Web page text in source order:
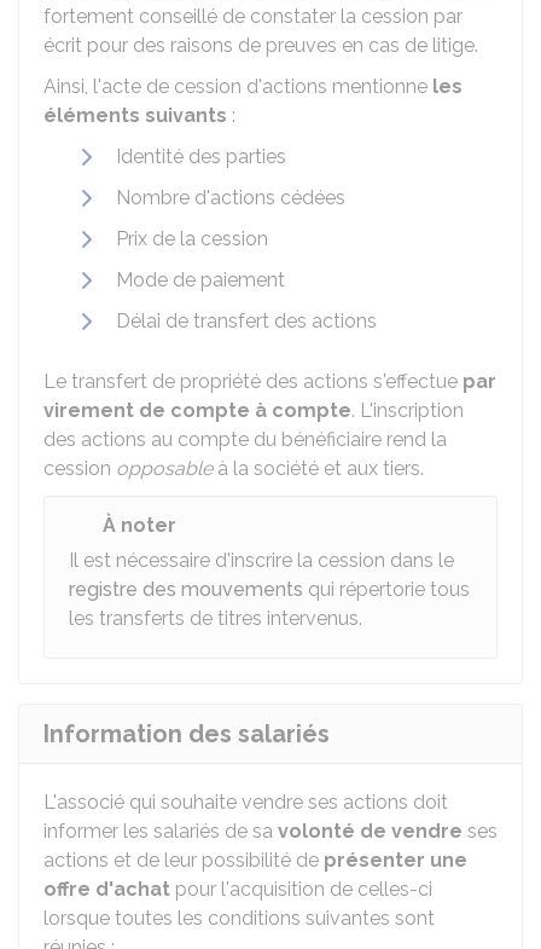
fortement conseillé de constater la cession par
écrit pour des raisons de preuves en cas de litige.
Ainsi, l'acte de cession d'actions mentionne les
éléments suivants :
Identité des parties
Nombre d'actions cédées
Prix de la cession
Mode de paiement
Délai de transfert des actions
Le transfert de propriété des actions s'effectue par
virement de compte à compte. L'inscription
des actions au compte du bénéficiaire rend la
cession opposableà la société et aux tiers.
À noter
Il est nécessaire d'inscrire la cession dans le
registre des mouvements qui répertorie tous
les transferts de titres intervenus.
Information des salariés
L'associé qui souhaite vendre ses actions doit
informer les salariés de sa volonté de vendre ses
actions et de leur possibilité de présenter une
offre d'achat pour l'acquisition de celles-ci
lorsque toutes les conditions suivantes sont